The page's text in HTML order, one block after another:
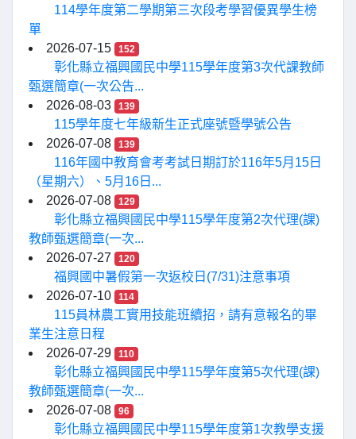
114學年度第二學期第三次段考學習優異學生榜
單
2026-07-15
152
彰化縣立福興國民中學115學年度第3次代課教師
甄選簡章(一次公告...
2026-08-03
139
115學年度七年級新生正式座號暨學號公告
2026-07-08
139
116年國中教育會考考試日期訂於116年5月15日
（星期六）、5月16日...
2026-07-08
129
彰化縣立福興國民中學115學年度第2次代理(課)
教師甄選簡章(一次...
2026-07-27
120
福興國中暑假第一次返校日(7/31)注意事項
2026-07-10
114
115員林農工實用技能班續招，請有意報名的畢
業生注意日程
2026-07-29
110
彰化縣立福興國民中學115學年度第5次代理(課)
教師甄選簡章(一次...
2026-07-08
96
彰化縣立福興國民中學115學年度第1次教學支援